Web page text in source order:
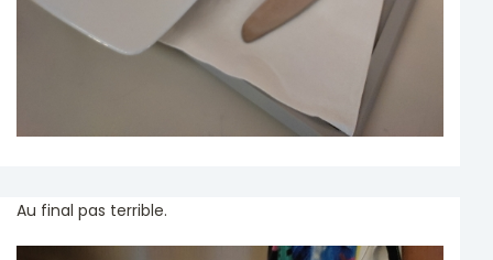
Au final pas terrible.